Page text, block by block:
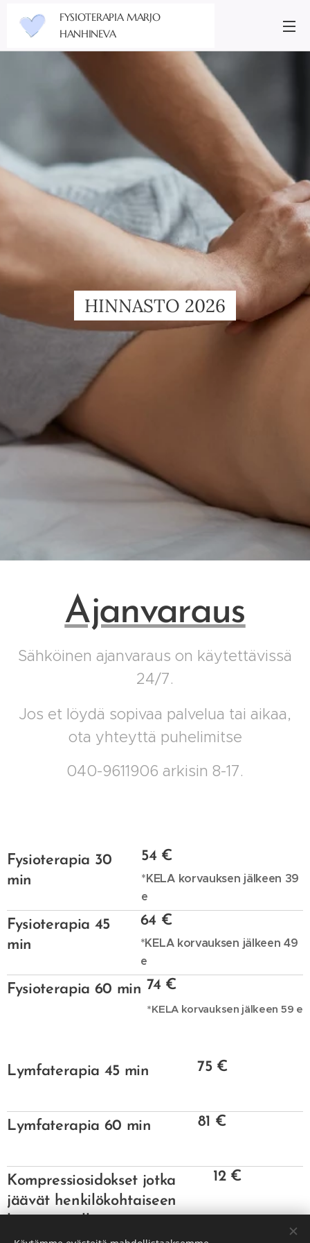
FYSIOTERAPIA MARJO
HANHINEVA
HINNASTO 2026
Ajanvaraus
Sähköinen ajanvaraus on käytettävissä
24/7.
Jos et löydä sopivaa palvelua tai aikaa,
ota yhteyttä puhelimitse
040-9611906 arkisin 8-17.
Fysioterapia 30
min
54 €
*KELA korvauksen jälkeen 39
e
Fysioterapia 45
min
64 €
*KELA korvauksen jälkeen 49
e
Fysioterapia 60 min 74 €
*KELA korvauksen jälkeen 59 e
Lymfaterapia 45 min 75 €
Lymfaterapia 60 min 81 €
Kompressiosidokset jotka
jäävät henkilökohtaiseen
12 €